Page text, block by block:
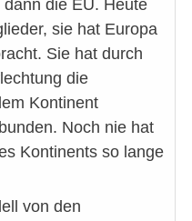
die EU. Heute
sie hat Europa
Sie hat durch
die
Kontinent
Noch nie hat
Kontinents so lange
von den